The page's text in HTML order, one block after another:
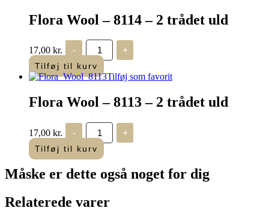
Flora Wool – 8114 – 2 trådet uld
17,00 kr. -
Flora
Wool
-
8114
-
trådet
antal
+
Tilføj til kurv
Tilføj som favorit
Flora Wool – 8113 – 2 trådet uld
17,00 kr. -
Flora
Wool
-
8113
2
antal
+
Tilføj til kurv
Måske er dette også noget for dig
Relaterede varer